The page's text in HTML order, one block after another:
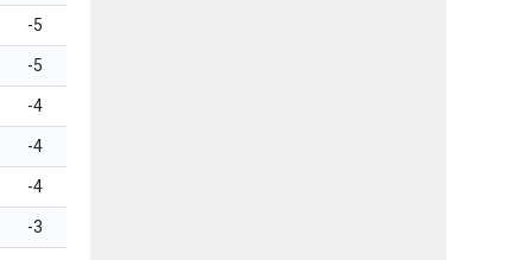
-5
-5
-4
-4
-4
-3